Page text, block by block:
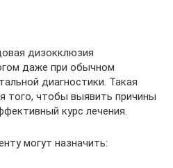
дизокклюзия
даже при обычном
диагностики. Такая
того, чтобы выявить причины
курс лечения.
могут назначить: